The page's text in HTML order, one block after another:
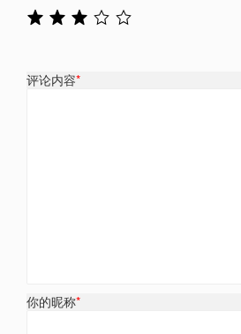
评论内容*
你的昵称*